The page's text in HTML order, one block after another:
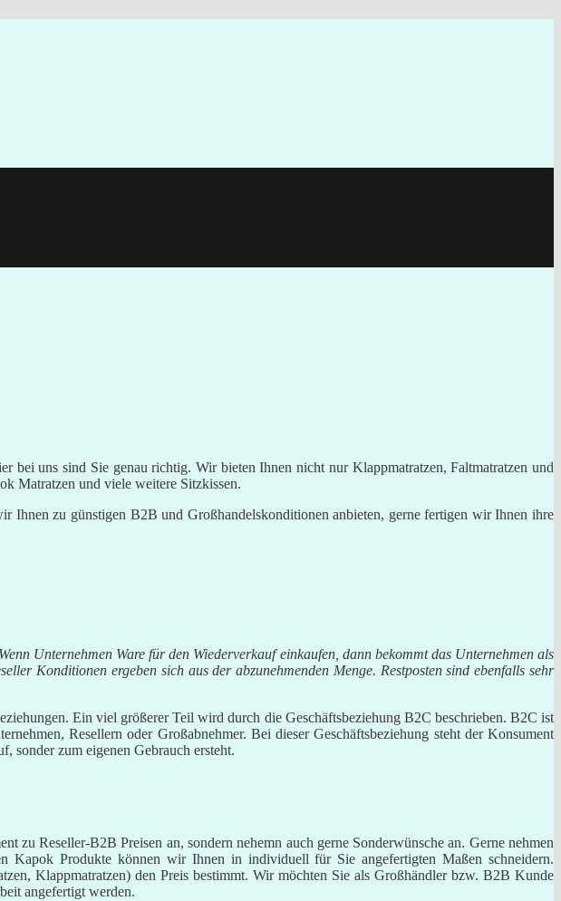
bei uns sind Sie genau richtig. Wir bieten Ihnen nicht nur Klappmatratzen, Faltmatratzen und
Matratzen und viele weitere Sitzkissen.
Ihnen zu günstigen B2B und Großhandelskonditionen anbieten, gerne fertigen wir Ihnen ihre
Unternehmen Ware für den Wiederverkauf einkaufen, dann bekommt das Unternehmen als
Konditionen ergeben sich aus der abzunehmenden Menge. Restposten sind ebenfalls sehr
Ein viel größerer Teil wird durch die Geschäftsbeziehung B2C beschrieben. B2C ist
Resellern oder Großabnehmer. Bei dieser Geschäftsbeziehung steht der Konsument
sonder zum eigenen Gebrauch ersteht.
zu Reseller-B2B Preisen an, sondern nehemn auch gerne Sonderwünsche an. Gerne nehmen
Kapok Produkte können wir Ihnen in individuell für Sie angefertigten Maßen schneidern.
Klappmatratzen) den Preis bestimmt. Wir möchten Sie als Großhändler bzw. B2B Kunde
angefertigt werden.